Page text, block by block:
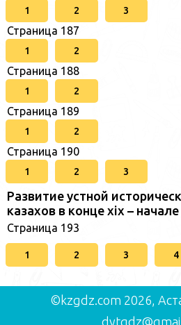
1 2 3
Страница 187
1 2
Страница 188
1 2
Страница 189
1 2
Страница 190
1 2 3
Развитие устной
казахов в конце xіх –
Страница 193
1 2 3 4
©kzgdz.com 2026,